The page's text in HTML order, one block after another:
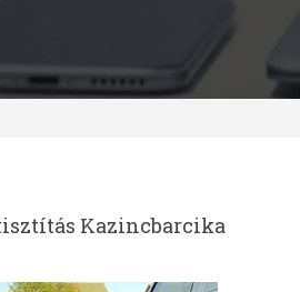
Kazincbarcika